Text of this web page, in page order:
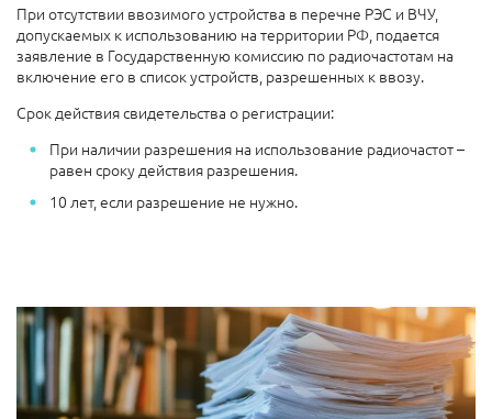
При отсутствии ввозимого устройства в перечне РЭС и ВЧУ,
допускаемых к использованию на территории РФ, подается
заявление в Государственную комиссию по радиочастотам на
включение его в список устройств, разрешенных к ввозу.
Срок действия свидетельства о регистрации:
При наличии разрешения на использование радиочастот –
равен сроку действия разрешения.
10 лет, если разрешение не нужно.